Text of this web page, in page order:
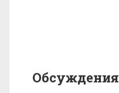
Обсуждения